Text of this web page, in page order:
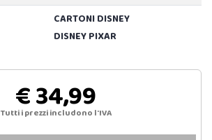
CARTONI DISNEY
DISNEY PIXAR
€ 34,99
Tutti i prezzi includono l'IVA